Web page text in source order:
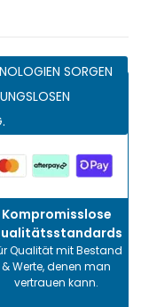
SORGEN
Kompromisslose
Qualität mit Bestand
& Werte, denen man
vertrauen kann.